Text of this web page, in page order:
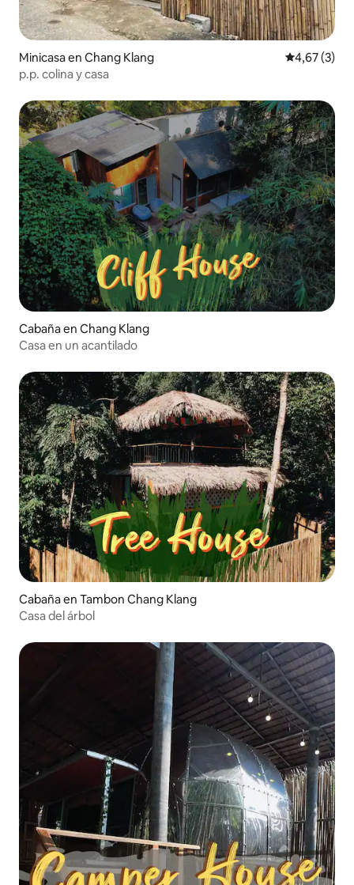
Minicasa en Chang Klang Calificación
4,67 (3)
p.p. colina y casa
Cabaña en Chang Klang
Casa en un acantilado
Cabaña en Tambon Chang Klang
Casa del árbol